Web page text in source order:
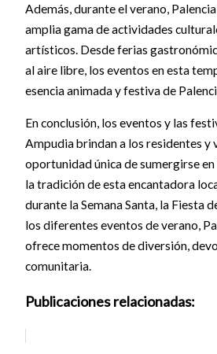
Además, durante el verano,
amplia gama de actividades
artísticos. Desde ferias
al aire libre, los eventos en esta
esencia animada y festiva de
En conclusión, los eventos y las
Ampudia brindan a los residentes y
oportunidad única de sumergirse
la tradición de esta encantadora
durante la Semana Santa, la Fiesta
los diferentes eventos de verano,
ofrece momentos de diversión,
comunitaria.
Publicaciones relacionadas: